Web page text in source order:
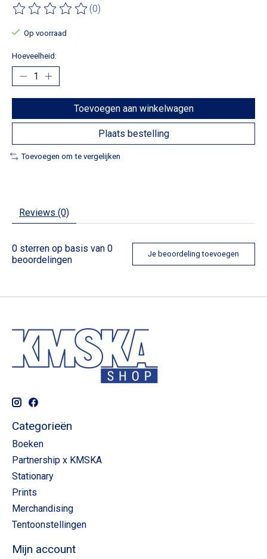
De beoordeling van dit product is
(0)
Op voorraad
Hoeveelheid:
Toevoegen aan winkelwagen
Plaats bestelling
Toevoegen om te vergelijken
Reviews (0)
0 sterren op basis van 0
beoordelingen
Je beoordeling toevoegen
Categorieën
Boeken
Partnership x KMSKA
Stationary
Prints
Merchandising
Tentoonstellingen
Mijn account